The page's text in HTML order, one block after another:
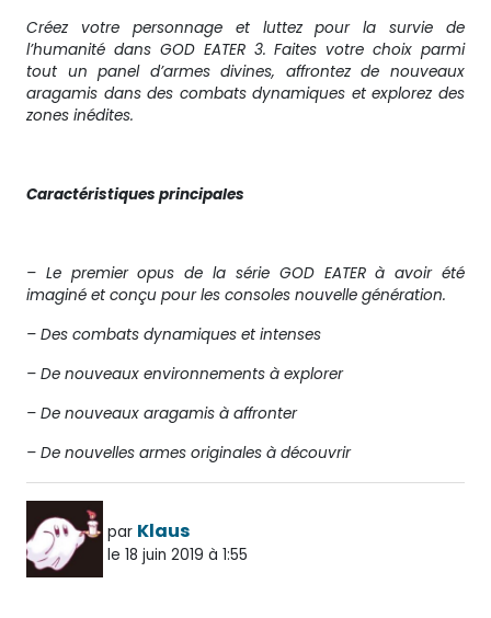
Créez votre personnage et luttez pour la survie de
l’humanité dans GOD EATER 3. Faites votre choix parmi
tout un panel d’armes divines, affrontez de nouveaux
aragamis dans des combats dynamiques et explorez des
zones inédites.
Caractéristiques principales
– Le premier opus de la série GOD EATER à avoir été
imaginé et conçu pour les consoles nouvelle génération.
– Des combats dynamiques et intenses
– De nouveaux environnements à explorer
– De nouveaux aragamis à affronter
– De nouvelles armes originales à découvrir
par Klaus
le 18 juin 2019 à 1:55